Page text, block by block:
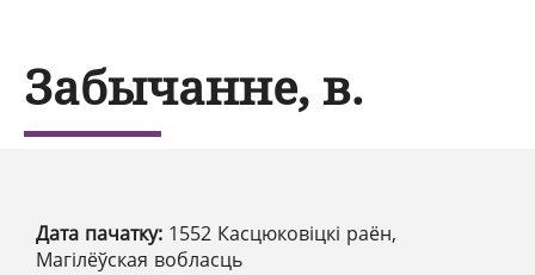
Забычанне, в.
Дата пачатку: 1552 Касцюковіцкі раён,
Магілёўская вобласць